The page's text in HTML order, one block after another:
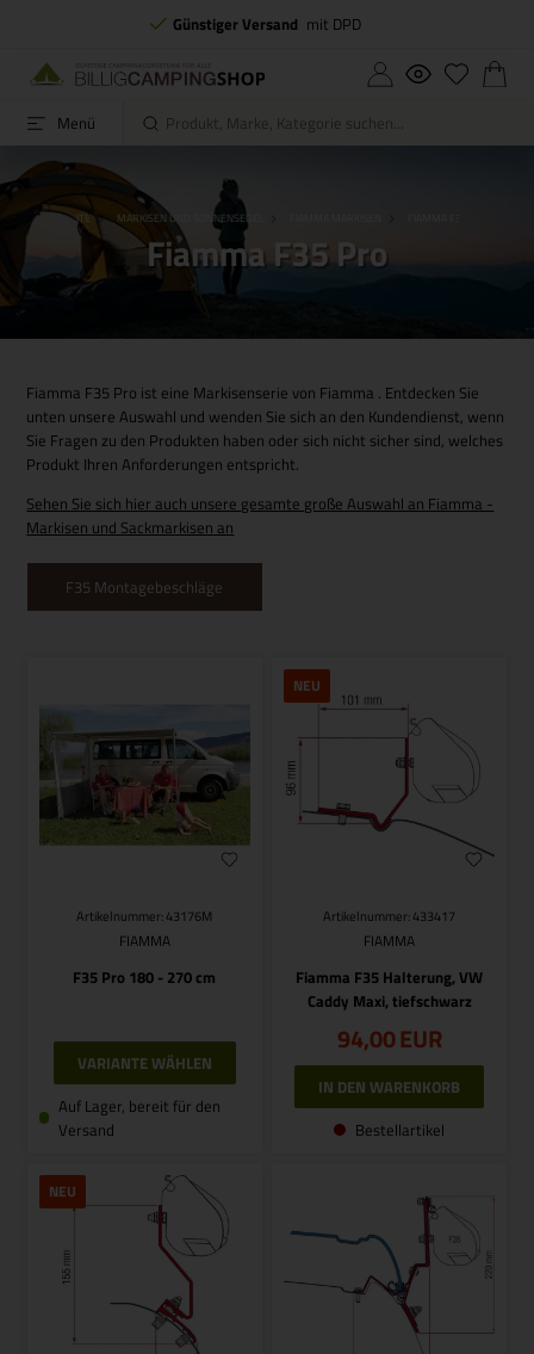
Günstiger Versand mit DPD
Menü
STARTSEITE MARKISEN UND SONNENSEGEL
Fiamma F35 Pro
Fiamma F35 Pro ist eine Markisenserie von Fiamma . Entdecken Sie
unten unsere Auswahl und wenden Sie sich an den Kundendienst, wenn
Sie Fragen zu den Produkten haben oder sich nicht sicher sind, welches
Produkt Ihren Anforderungen entspricht.
Sehen Sie sich hier auch unsere gesamte große Auswahl an Fiamma -
Markisen und Sackmarkisen an
F35 Montagebeschläge
Artikelnummer: 43176M
FIAMMA
F35 Pro 180 - 270 cm
VARIANTE WÄHLEN
Auf Lager, bereit für den
Versand
NEU
Artikelnummer: 433417
FIAMMA
Fiamma F35 Halterung, VW
Caddy Maxi, tiefschwarz
94,00EUR
Bestellartikel
NEU